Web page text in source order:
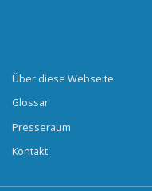
Über diese Webseite
Glossar
Presseraum
Kontakt